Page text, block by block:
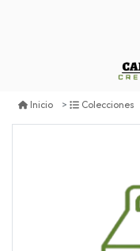
Inicio Colecciones